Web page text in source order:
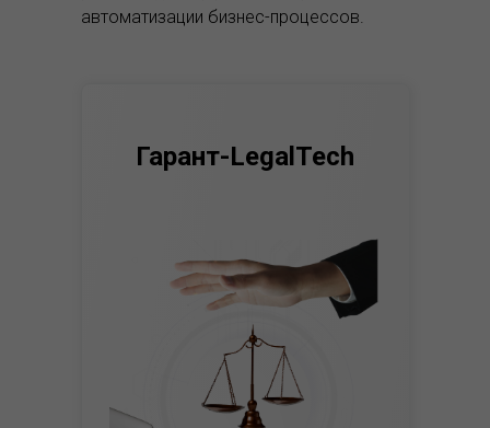
автоматизации бизнес-процессов.
Гарант-LegalTech